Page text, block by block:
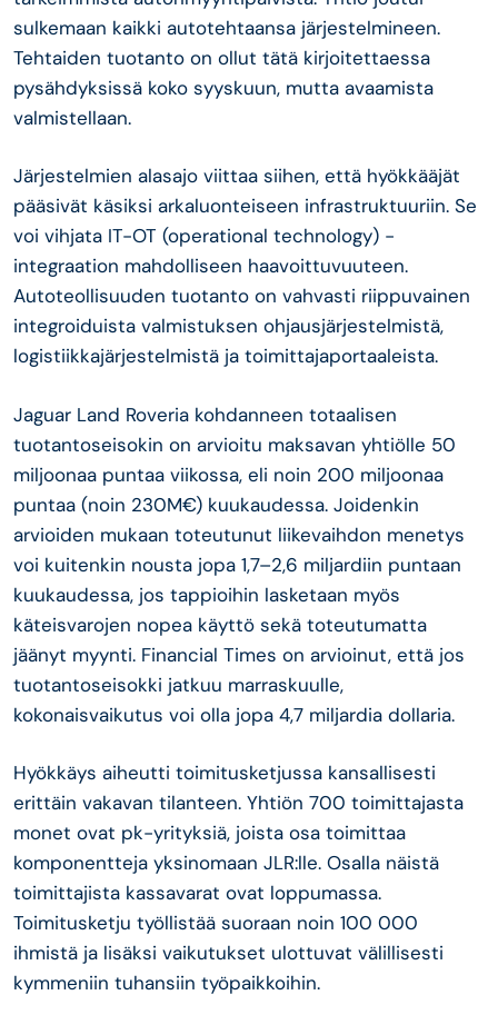
sulkemaan kaikki autotehtaansa järjestelmineen.
Tehtaiden tuotanto on ollut tätä kirjoitettaessa
pysähdyksissä koko syyskuun, mutta avaamista
valmistellaan.
Järjestelmien alasajo viittaa siihen, että hyökkääjät
pääsivät käsiksi arkaluonteiseen infrastruktuuriin. Se
voi vihjata IT-OT (operational technology) -
integraation mahdolliseen haavoittuvuuteen.
Autoteollisuuden tuotanto on vahvasti riippuvainen
integroiduista valmistuksen ohjausjärjestelmistä,
logistiikkajärjestelmistä ja toimittajaportaaleista.
Jaguar Land Roveria kohdanneen totaalisen
tuotantoseisokin on arvioitu maksavan yhtiölle 50
miljoonaa puntaa viikossa, eli noin 200 miljoonaa
puntaa (noin 230M€) kuukaudessa. Joidenkin
arvioiden mukaan toteutunut liikevaihdon menetys
voi kuitenkin nousta jopa 1,7–2,6 miljardiin puntaan
kuukaudessa, jos tappioihin lasketaan myös
käteisvarojen nopea käyttö sekä toteutumatta
jäänyt myynti. Financial Times on arvioinut, että jos
tuotantoseisokki jatkuu marraskuulle,
kokonaisvaikutus voi olla jopa 4,7 miljardia dollaria.
Hyökkäys aiheutti toimitusketjussa kansallisesti
erittäin vakavan tilanteen. Yhtiön 700 toimittajasta
monet ovat pk-yrityksiä, joista osa toimittaa
komponentteja yksinomaan JLR:lle. Osalla näistä
toimittajista kassavarat ovat loppumassa.
Toimitusketju työllistää suoraan noin 100 000
ihmistä ja lisäksi vaikutukset ulottuvat välillisesti
kymmeniin tuhansiin työpaikkoihin.